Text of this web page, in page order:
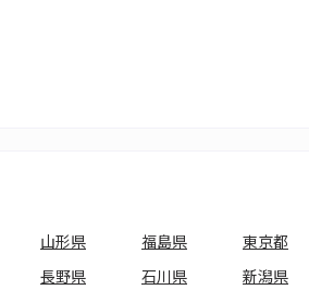
山形県 福島県 東京都
長野県 石川県 新潟県